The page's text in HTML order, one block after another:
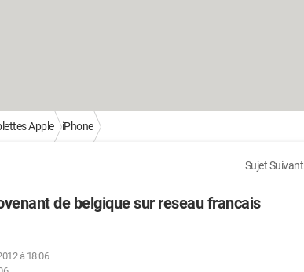
Apple iPhone
Sujet Suivant
de belgique sur reseau francais
à 18:06